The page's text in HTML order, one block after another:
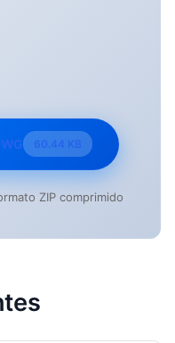
60.44 KB
ZIP comprimido